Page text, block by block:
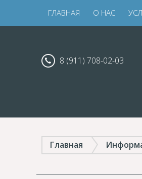
ГЛАВНАЯ О НАС
8 (911) 708-02-03
Главная